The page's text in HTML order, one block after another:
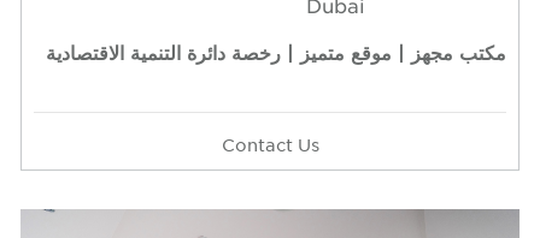
مكتب مجهز | موقع متميز | رخصة دائرة التنمية الاقتصادية
Contact Us